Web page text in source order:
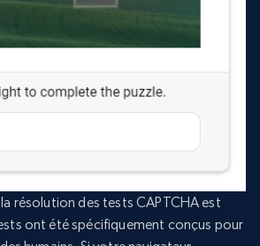
résolution des tests CAPTCHA est
ont été spécifiquement conçus pour